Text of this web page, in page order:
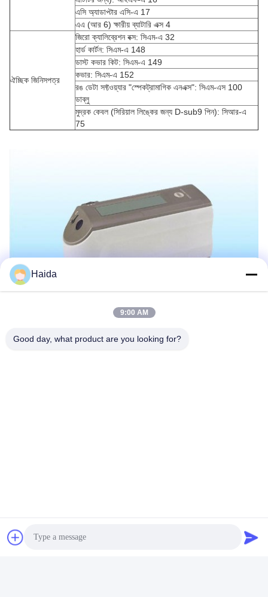
এসি অ্যাডাপ্টার এসি-এ 17
এএ (আর 6) ক্ষারীয় ব্যাটারি এক্স 4
ঐচ্ছিক জিনিসপত্র
জিরো ক্যালিব্রেশন বক্স: সিএম-এ 32
হার্ড কার্টন: সিএম-এ 148
ডাস্ট কভার কিট: সিএম-এ 149
কভার: সিএম-এ 152
রঙ ডেটা সফ্টওয়্যার "স্পেকট্রামাগিক এনএক্স": সিএম-এস 100
ডাব্লু
মুদ্রক কেবল (সিরিয়াল লিঙ্কের জন্য D-sub9 পিন): সিআর-এ
75
Haida
9:00 AM
Good day, what product are you looking for?